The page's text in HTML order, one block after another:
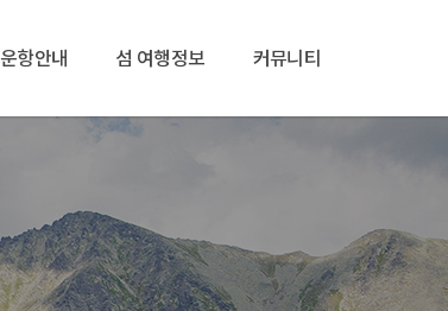
운항안내 섬 여행정보 커뮤니티